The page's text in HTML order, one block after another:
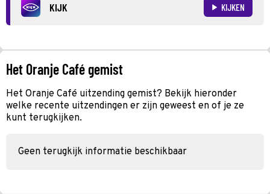
KIJK KIJKEN
Het Oranje Café gemist
Het Oranje Café uitzending gemist? Bekijk hieronder
welke recente uitzendingen er zijn geweest en of je ze
kunt terugkijken.
Geen terugkijk informatie beschikbaar